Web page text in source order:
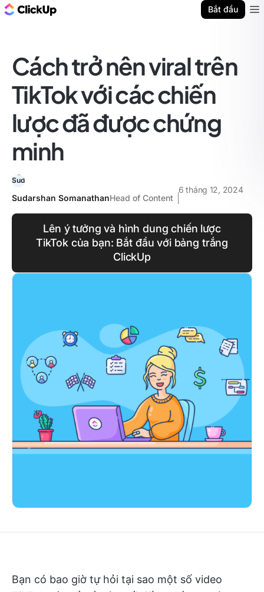
Bắt đầu
Cách trở nên viral trên
TikTok với các chiến
lược đã được chứng
minh
Sudarshan SomanathanHead of Content
6 tháng 12, 2024
Lên ý tưởng và hình dung chiến lược
TikTok của bạn: Bắt đầu với bảng trắng
ClickUp
Bạn có bao giờ tự hỏi tại sao một số video